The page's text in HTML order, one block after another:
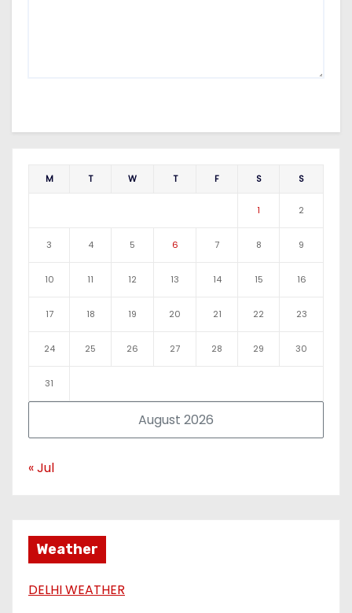
August 2026
M T W T F S S
1 2
3 4 5 6 7 8 9
10 11 12 13 14 15 16
17 18 19 20 21 22 23
24 25 26 27 28 29 30
31
« Jul
Weather
DELHI WEATHER